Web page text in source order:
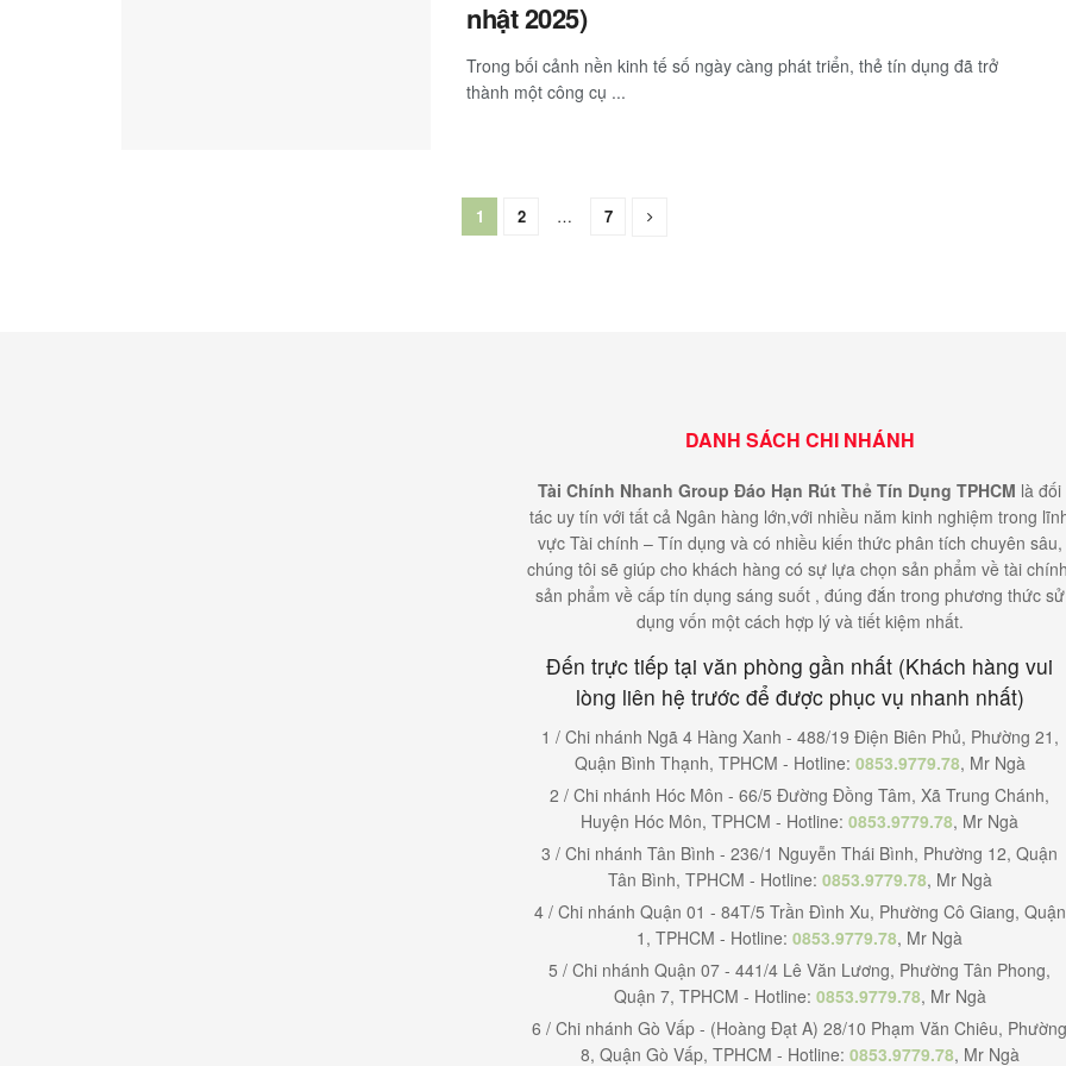
nhật 2025)
Trong bối cảnh nền kinh tế số ngày càng phát triển, thẻ tín dụng đã trở
thành một công cụ ...
1 2 … 7
DANH SÁCH CHI NHÁNH
Tài Chính Nhanh Group Đáo Hạn Rút Thẻ Tín Dụng TPHCM là đối
tác uy tín với tất cả Ngân hàng lớn,với nhiều năm kinh nghiệm trong
vực Tài chính – Tín dụng và có nhiều kiến thức phân tích chuyên sâu,
chúng tôi sẽ giúp cho khách hàng có sự lựa chọn sản phẩm về tài
sản phẩm về cấp tín dụng sáng suốt , đúng đắn trong phương thức sử
dụng vốn một cách hợp lý và tiết kiệm nhất.
Đến trực tiếp tại văn phòng gần nhất (Khách hàng vui
lòng liên hệ trước để được phục vụ nhanh nhất)
1 / Chi nhánh Ngã 4 Hàng Xanh - 488/19 Điện Biên Phủ, Phường 21,
Quận Bình Thạnh, TPHCM - Hotline: 0853.9779.78, Mr Ngà
2 / Chi nhánh Hóc Môn - 66/5 Đường Đồng Tâm, Xã Trung Chánh,
Huyện Hóc Môn, TPHCM - Hotline: 0853.9779.78, Mr Ngà
3 / Chi nhánh Tân Bình - 236/1 Nguyễn Thái Bình, Phường 12, Quận
Tân Bình, TPHCM - Hotline: 0853.9779.78, Mr Ngà
4 / Chi nhánh Quận 01 - 84T/5 Trần Đình Xu, Phường Cô Giang, Quận
1, TPHCM - Hotline: 0853.9779.78, Mr Ngà
5 / Chi nhánh Quận 07 - 441/4 Lê Văn Lương, Phường Tân Phong,
Quận 7, TPHCM - Hotline: 0853.9779.78, Mr Ngà
6 / Chi nhánh Gò Vấp - (Hoàng Đạt A) 28/10 Phạm Văn Chiêu, Phường
8, Quận Gò Vấp, TPHCM - Hotline: 0853.9779.78, Mr Ngà